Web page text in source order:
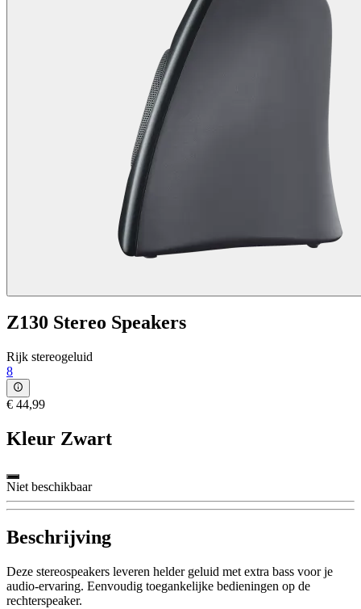
Z130 Stereo Speakers
Rijk stereogeluid
8
€ 44,99
Kleur Zwart
Niet beschikbaar
Beschrijving
Deze stereospeakers leveren helder geluid met extra bass voor je
audio-ervaring. Eenvoudig toegankelijke bedieningen op de
rechterspeaker.